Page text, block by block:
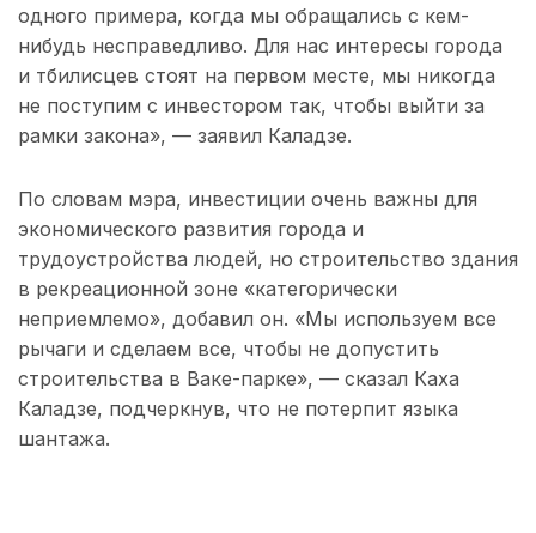
одного примера, когда мы обращались с кем-
нибудь несправедливо. Для нас интересы города
и тбилисцев стоят на первом месте, мы никогда
не поступим с инвестором так, чтобы выйти за
рамки закона», — заявил Каладзе.
По словам мэра, инвестиции очень важны для
экономического развития города и
трудоустройства людей, но строительство здания
в рекреационной зоне «категорически
неприемлемо», добавил он. «Мы используем все
рычаги и сделаем все, чтобы не допустить
строительства в Ваке-парке», — сказал Каха
Каладзе, подчеркнув, что не потерпит языка
шантажа.